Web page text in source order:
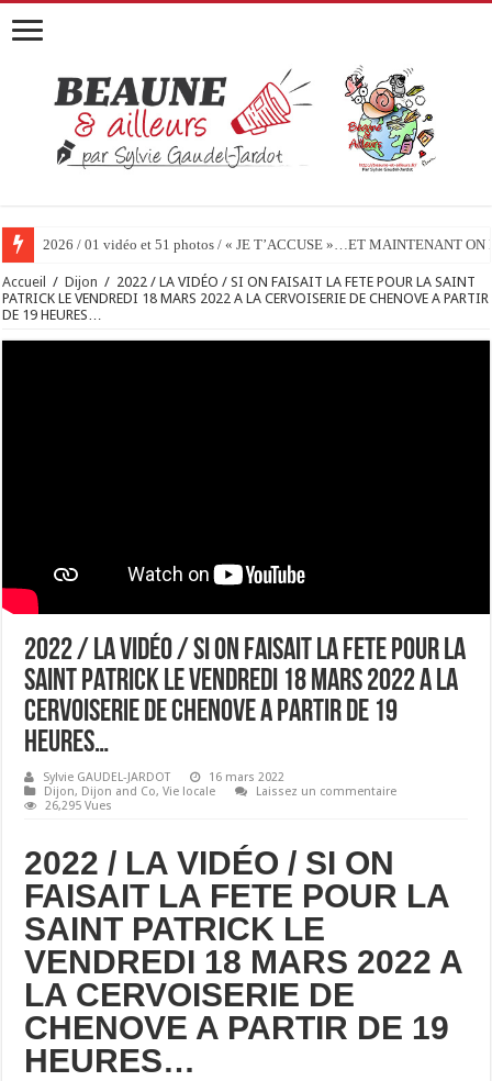
2026 / 01 vidéo et 51 photos / « JE T’ACCUSE »…ET MAINTENANT
Accueil / Dijon / 2022 / LA VIDÉO / SI ON FAISAIT LA FETE POUR LA SAINT
PATRICK LE VENDREDI 18 MARS 2022 A LA CERVOISERIE DE CHENOVE A PARTIR
DE 19 HEURES…
2022 / LA VIDÉO / SI ON FAISAIT LA FETE POUR LA
SAINT PATRICK LE VENDREDI 18 MARS 2022 A LA
CERVOISERIE DE CHENOVE A PARTIR DE 19
HEURES…
Sylvie GAUDEL-JARDOT
16 mars 2022
Dijon, Dijon and Co,Vie locale
Laissez un commentaire
26,295 Vues
2022 / LA VIDÉO / SI ON
FAISAIT LA FETE POUR LA
SAINT PATRICK LE
VENDREDI 18 MARS 2022 A
LA CERVOISERIE DE
CHENOVE A PARTIR DE 19
HEURES…